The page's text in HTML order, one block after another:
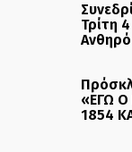
Τρίτη
Ανθηρό
«ΕΓΩ Ο
1854